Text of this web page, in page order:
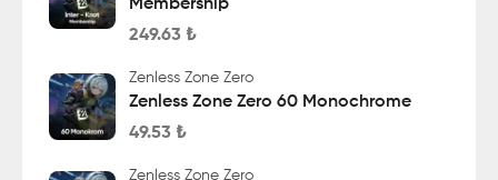
Membership
249.63 ₺
Zenless Zone Zero
Zenless Zone Zero 60 Monochrome
49.53 ₺
Zenless Zone Zero